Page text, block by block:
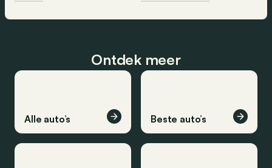
Ontdek meer
Alle auto’s Beste auto’s